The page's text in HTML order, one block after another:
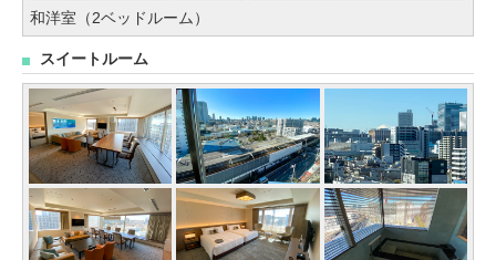
和洋室（2ベッドルーム）
スイートルーム